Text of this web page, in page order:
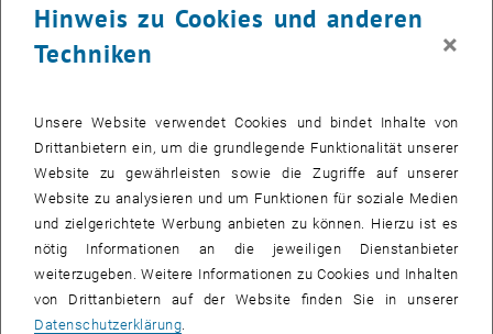
JULI 26 JULI 26
Veranstaltungstyp:
KONFERENZ
Veranstaltungsort:TU Wien, 1040 Wien
28 Juli 2026
28
JULI 26
16:00-bis
17:00
Hinweis zu Cookies und anderen
Techniken
×
Unsere Website verwendet Cookies und bindet Inhalte von
Drittanbietern ein, um die grundlegende Funktionalität unserer
Website zu gewährleisten sowie die Zugriffe auf unserer
Website zu analysieren und um Funktionen für soziale Medien
und zielgerichtete Werbung anbieten zu können. Hierzu ist es
nötig Informationen an die jeweiligen Dienstanbieter
weiterzugeben. Weitere Informationen zu Cookies und Inhalten
von Drittanbietern auf der Website finden Sie in unserer
Datenschutzerklärung